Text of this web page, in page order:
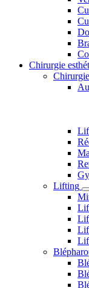
Chirurgie
Lifting